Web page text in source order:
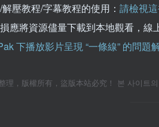
壓教程/字幕教程的使用： 請檢視這
應將資源儘量下載到本地觀看，線
下播放影片呈現 “一條線” 的問題
理，版權所有，盜版本站必究！ 본 사이트